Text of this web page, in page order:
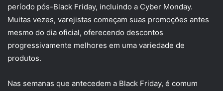
período pós-Black Friday, incluindo a Cyber Monday.
Muitas vezes, varejistas começam suas promoções antes
mesmo do dia oficial, oferecendo descontos
progressivamente melhores em uma variedade de
produtos.
Nas semanas que antecedem a Black Friday, é comum